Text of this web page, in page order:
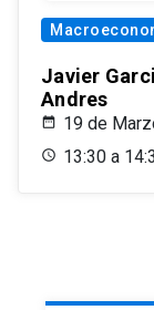
Javier
Andres
19 de
13:30 a